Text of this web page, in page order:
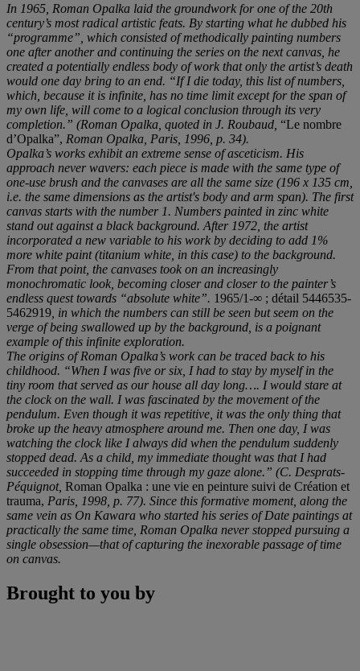
In 1965, Roman Opalka laid the groundwork for one of the 20th
century’s most radical artistic feats. By starting what he dubbed his
“programme”, which consisted of methodically painting numbers
one after another and continuing the series on the next canvas, he
created a potentially endless body of work that only the artist’s death
would one day bring to an end. “If I die today, this list of numbers,
which, because it is infinite, has no time limit except for the span of
my own life, will come to a logical conclusion through its very
completion.” (Roman Opalka, quoted in J. Roubaud, “Le nombre
d’Opalka”, Roman Opalka, Paris, 1996, p. 34).
Opalka’s works exhibit an extreme sense of asceticism. His
approach never wavers: each piece is made with the same type of
one-use brush and the canvases are all the same size (196 x 135 cm,
i.e. the same dimensions as the artist's body and arm span). The first
canvas starts with the number 1. Numbers painted in zinc white
stand out against a black background. After 1972, the artist
incorporated a new variable to his work by deciding to add 1%
more white paint (titanium white, in this case) to the background.
From that point, the canvases took on an increasingly
monochromatic look, becoming closer and closer to the painter’s
endless quest towards “absolute white”. 1965/1-∞ ; détail 5446535-
5462919 , in which the numbers can still be seen but seem on the
verge of being swallowed up by the background, is a poignant
example of this infinite exploration.
The origins of Roman Opalka’s work can be traced back to his
childhood. “When I was five or six, I had to stay by myself in the
tiny room that served as our house all day long…. I would stare at
the clock on the wall. I was fascinated by the movement of the
pendulum. Even though it was repetitive, it was the only thing that
broke up the heavy atmosphere around me. Then one day, I was
watching the clock like I always did when the pendulum suddenly
stopped dead. As a child, my immediate thought was that I had
succeeded in stopping time through my gaze alone.” (C. Desprats-
Péquignot, Roman Opalka : une vie en peinture suivi de Création et
trauma, Paris, 1998, p. 77). Since this formative moment, along the
same vein as On Kawara who started his series of Date paintings at
practically the same time, Roman Opalka never stopped pursuing a
single obsession—that of capturing the inexorable passage of time
on canvas.
Brought to you by